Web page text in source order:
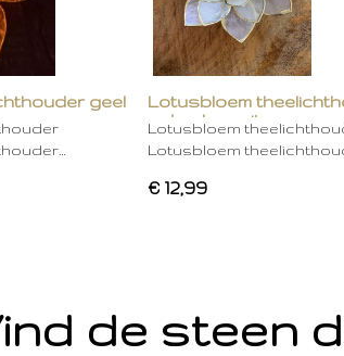
geel
Lotusbloem
gebroken wit
Lotusbloem
Lotusbloem
€ 12,99
de steen